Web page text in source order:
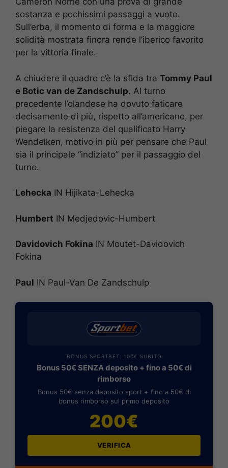
sostanza e pochissimi passaggi a vuoto.
Sull’erba, il momento di forma e la maggiore
solidità mostrata finora rende l’iberico favorito
per la vittoria finale.
A chiudere il quadro c’è la sfida tra Tommy Paul
e Botic van de Zandschulp. Al turno
precedente l’olandese ha dovuto faticare
decisamente di più, rispetto all’americano, per
piegare la resistenza del qualificato Harry
Wendelken, motivo in più per pensare che Paul
sia il principale “indiziato” per il passaggio del
turno.
Lehecka IN Hijikata-Lehecka
Humbert IN Medjedovic-Humbert
Davidovich Fokina IN Moutet-Davidovich
Fokina
Paul IN Paul-Van De Zandschulp
BONUS SPORTBET: 100€ SUBITO
Bonus 50€ SENZA deposito + fino a 50€ di
rimborso
Bonus 50€ senza deposito sport + fino a 50€ di
bonus rimborso sul primo deposito
200€
VERIFICA